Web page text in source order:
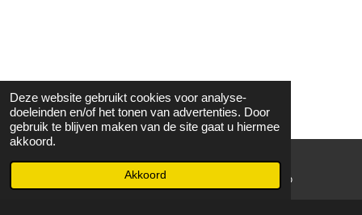
Deze website gebruikt cookies voor analyse-
doeleinden en/of het tonen van advertenties. Door
gebruik te blijven maken van de site gaat u hiermee
akkoord.
Akkoord WhatsApp